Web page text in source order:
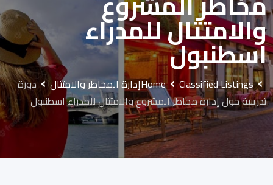
والامتثال للمدراء
اسطنبول
Home Classified Listings إدارة المخاطر والامتثال
دورة
تدريبية حول إدارة مخاطر المشروع والامتثال للمدراء اسطنبول